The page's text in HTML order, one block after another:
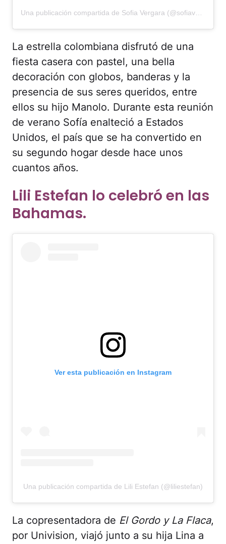
La estrella colombiana disfrutó de una
fiesta casera con pastel, una bella
decoración con globos, banderas y la
presencia de sus seres queridos, entre
ellos su hijo Manolo. Durante esta reunión
de verano Sofía enalteció a Estados
Unidos, el país que se ha convertido en
su segundo hogar desde hace unos
cuantos años.
Lili Estefan lo celebró en las
Bahamas.
Ver esta publicación en Instagram
Una publicación compartida de Lili Estefan (@liliestefan)
La copresentadora de El Gordo y La Flaca,
por Univision, viajó junto a su hija Lina a